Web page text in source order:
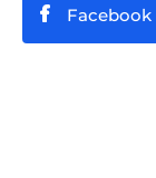
Facebook